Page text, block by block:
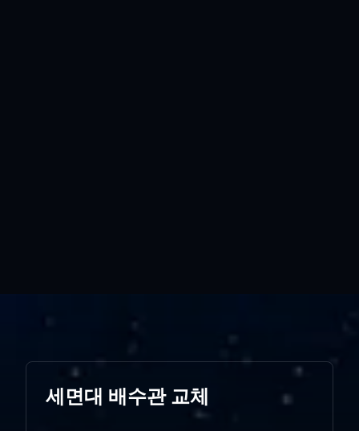
세면대 배수관 교체